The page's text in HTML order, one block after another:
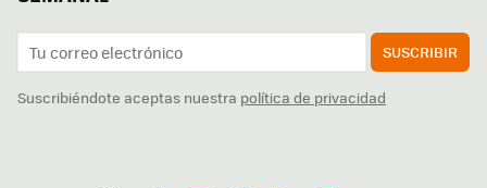
SUSCRIBIR
Suscribiéndote aceptas nuestra política de privacidad